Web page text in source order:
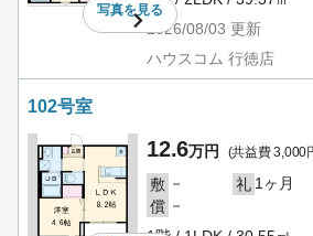
写真を見る
2026/08/03 更新
ハウスコム 行徳店
102号室
12.6万円 (共益費 3,000
敷 － 礼 1ヶ月
償 －